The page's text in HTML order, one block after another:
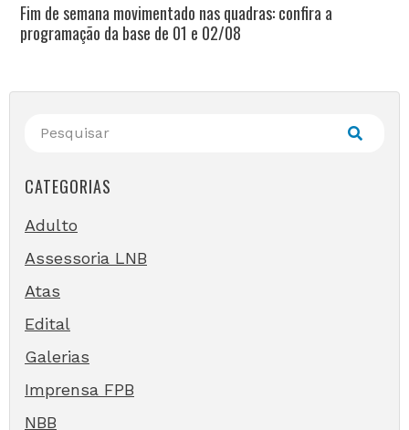
Fim de semana movimentado nas quadras: confira a
programação da base de 01 e 02/08
CATEGORIAS
Adulto
Assessoria LNB
Atas
Edital
Galerias
Imprensa FPB
NBB